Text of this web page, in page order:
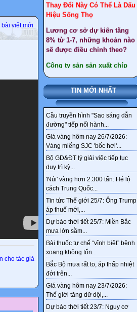
Lương cơ sở dự kiến tăng
8% từ 1-7, những khoản nào
sẽ được điều chỉnh theo?
Công ty sản sản xuất chíp
lớn nhất thế giới muốn lập
cứ điểm tại Việt Nam
tuổi : Điều kiện, quyền lợi
như thế nào ?
Gần 30 tấn vàng ở Tây Bắc
chỉ là một phần kho vàng
ngầm tại Việt Nam
Tổng hợp văn bản sát nhập
xã, huyện đến 2030
Chi tiết tên gọi 126 xã,
phường mới ở Hà Nội sau
sắp xếp
Sức khỏe, bài thuốc hay
Ngân hàng ‘khai tử’
nickname tài khoản từ 1/4
Thêm 4 nhóm được hưởng
chính sách nghỉ hưu trước
tuổi theo Nghị định 178
TIN MỚI NHẤT
Cầu truyền hình "Sao sáng dẫn
đường" tiếp nối hành...
Giá vàng hôm nay 26/7/2026:
Vàng miếng SJC 'bốc hơi'...
Bộ GD&ĐT lý giải việc tiếp tục
duy trì kỳ...
'Núi' vàng hơn 2.300 tấn: Hé lộ
cách Trung Quốc...
Tin tức Thế giới 25/7: Ông Trump
áp thuế mới,...
Dự báo thời tiết 25/7: Miền Bắc
mưa lớn sầm...
Bài thuốc tự chế “vĩnh biệt” bệnh
xoang không tốn...
Bắc Bộ mưa rất to, áp thấp nhiệt
đới trên...
Giá vàng hôm nay 23/7/2026:
Thế giới tăng dữ dội,...
Dự báo thời tiết 23/7: Nguy cơ
bài viết mới
cho tác giả